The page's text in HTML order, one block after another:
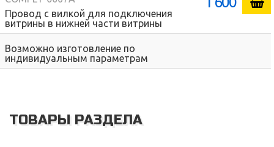
Провод с вилкой для подключения
витрины в нижней части витрины
Возможно изготовление по
индивидуальным параметрам
ТОВАРЫ РАЗДЕЛА